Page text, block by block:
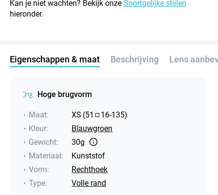
Kan je niet wachten? Bekijk onze Soortgelijke stijlen
hieronder.
Eigenschappen & maat Beschrijving Lens
Hoge brugvorm
Maat: XS (51 16-135)
Kleur:
Blauwgroen
Gewicht:
30g
Materiaal:
Kunststof
Vorm:
Rechthoek
Type: Volle rand